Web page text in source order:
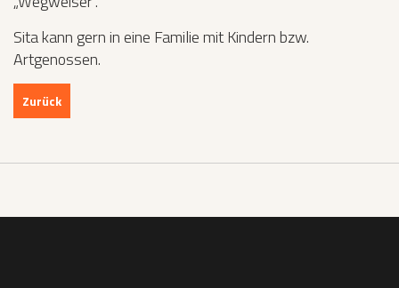
Sita kann gern in eine Familie mit Kindern bzw.
Artgenossen.
Zurück